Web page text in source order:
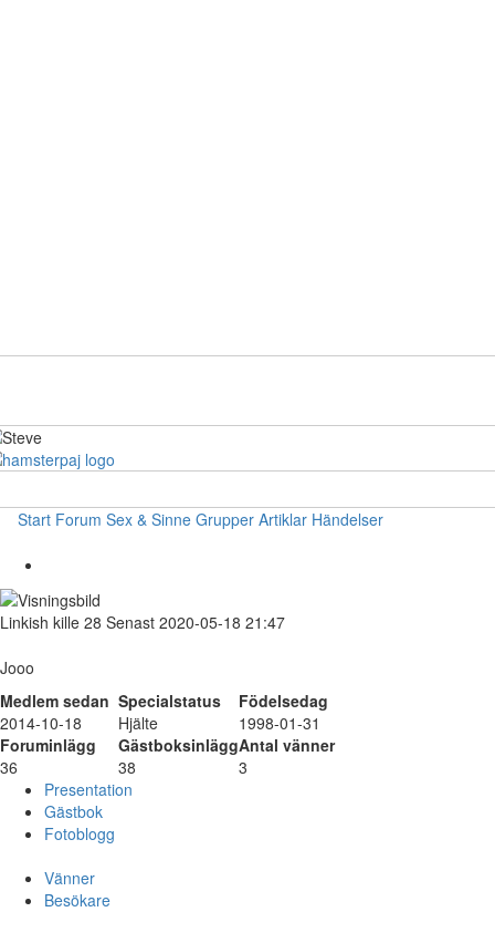
Start Forum Sex & Sinne Grupper Artiklar Händelser
Linkish kille 28 Senast 2020-05-18 21:47
Jooo
Medlem sedan Specialstatus
Födelsedag
2014-10-18
Hjälte
1998-01-31
Foruminlägg
GästboksinläggAntal vänner
36
38
3
Presentation
Gästbok
Fotoblogg
Vänner
Besökare